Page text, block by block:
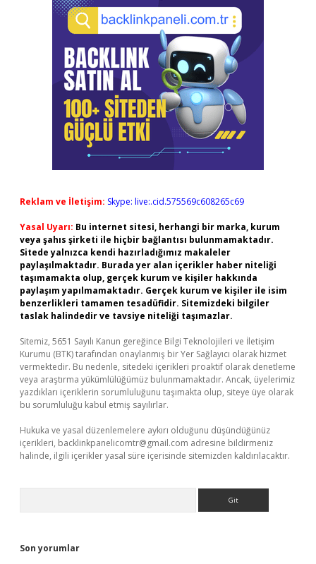
Reklam ve İletişim: Skype: live:.cid.575569c608265c69
Yasal Uyarı: Bu internet sitesi, herhangi bir marka, kurum
veya şahıs şirketi ile hiçbir bağlantısı bulunmamaktadır.
Sitede yalnızca kendi hazırladığımız makaleler
paylaşılmaktadır. Burada yer alan içerikler haber niteliği
taşımamakta olup, gerçek kurum ve kişiler hakkında
paylaşım yapılmamaktadır. Gerçek kurum ve kişiler ile isim
benzerlikleri tamamen tesadüfidir. Sitemizdeki bilgiler
taslak halindedir ve tavsiye niteliği taşımazlar.
Sitemiz, 5651 Sayılı Kanun gereğince Bilgi Teknolojileri ve İletişim
Kurumu (BTK) tarafından onaylanmış bir Yer Sağlayıcı olarak hizmet
vermektedir. Bu nedenle, sitedeki içerikleri proaktif olarak denetleme
veya araştırma yükümlülüğümüz bulunmamaktadır. Ancak, üyelerimiz
yazdıkları içeriklerin sorumluluğunu taşımakta olup, siteye üye olarak
bu sorumluluğu kabul etmiş sayılırlar.
Hukuka ve yasal düzenlemelere aykırı olduğunu düşündüğünüz
içerikleri, backlinkpanelicomtr@gmail.com adresine bildirmeniz
halinde, ilgili içerikler yasal süre içerisinde sitemizden kaldırılacaktır.
Son yorumlar